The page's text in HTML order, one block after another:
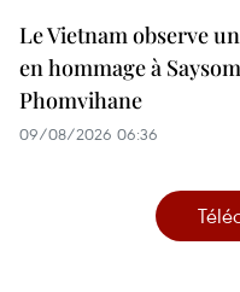
Le Vietnam observe
en hommage à
Phomvihane
09/08/2026 06:36